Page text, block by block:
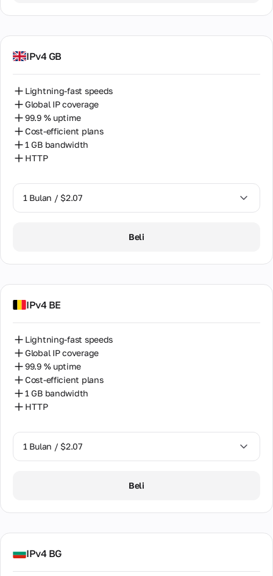
IPv4 GB
Lightning-fast speeds
Global IP coverage
99.9 % uptime
Cost-efficient plans
1 GB bandwidth
HTTP
1 Bulan / $2.07
Beli
IPv4 BE
Lightning-fast speeds
Global IP coverage
99.9 % uptime
Cost-efficient plans
1 GB bandwidth
HTTP
1 Bulan / $2.07
Beli
IPv4 BG